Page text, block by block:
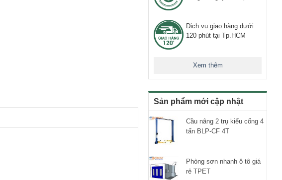
Dịch vụ giao hàng dưới
120 phút tại Tp.HCM
Xem thêm
Sản phẩm mới cập nhật
Cầu nâng 2 trụ kiểu cổng 4
tấn BLP-CF 4T
Phòng sơn nhanh ô tô giá
rẻ TPET